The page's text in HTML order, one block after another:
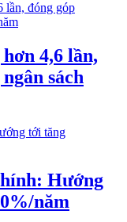
4,6 lần,
sách
Hướng
năm